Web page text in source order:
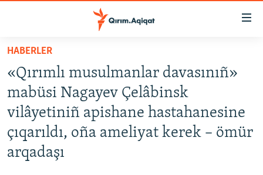
Esas
qaytmaq
Baş
navigatsiyağa
qaytmaq
Qıdıruvğa
qaytmaq
SİYASET
İQTİSADİYAT
CEMİYET
MEDENİYET
HABERLER
«Qırımlı musulmanlar davasınıñ»
mabüsi Nagayev Çelâbinsk
vilâyetiniñ apishane hastahanesine
çıqarıldı, oña ameliyat kerek – ömür
arqadaşı